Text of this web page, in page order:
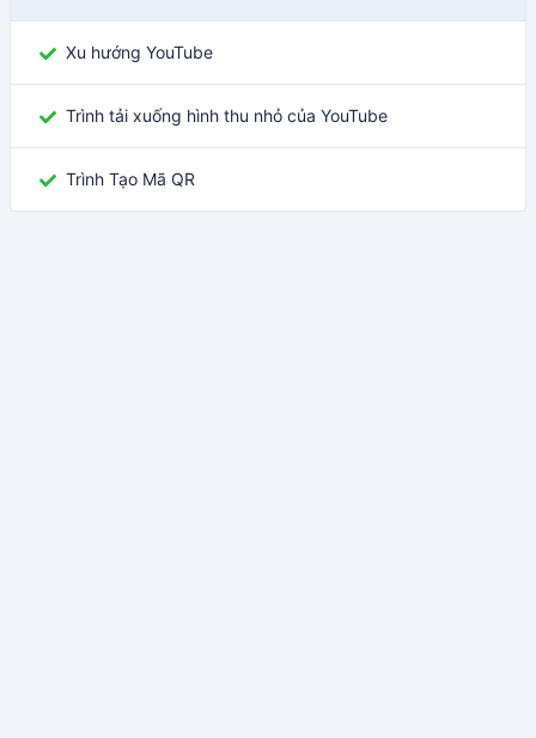
Xu hướng YouTube
Trình tải xuống hình thu nhỏ của YouTube
Trình Tạo Mã QR